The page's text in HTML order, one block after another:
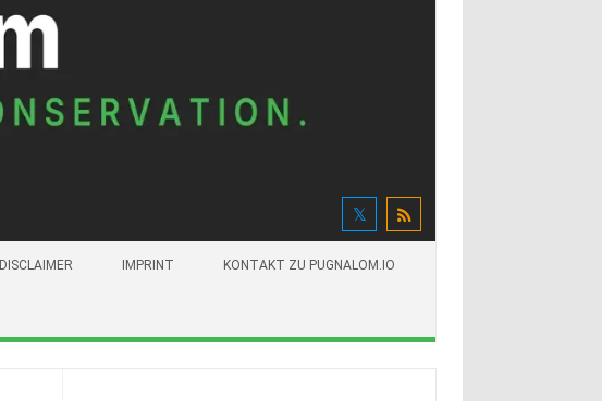
DISCLAIMER IMPRINT KONTAKT ZU PUGNALOM.IO